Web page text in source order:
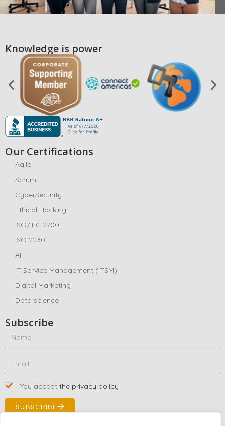
Knowledge is power
Our Certifications
Agile
Scrum
CyberSecurity
Ethical Hacking
ISO/IEC 27001
ISO 22301
AI
IT Service Management (ITSM)
Digital Marketing
Data science
Subscribe
You accept the privacy policy
SUBSCRIBE